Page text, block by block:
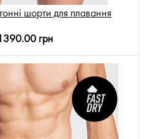
шорти для плавання
грн